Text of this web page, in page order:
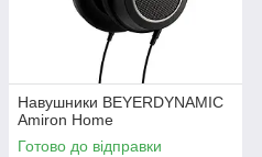
Навушники BEYERDYNAMIC
Amiron Home
Готово до відправки